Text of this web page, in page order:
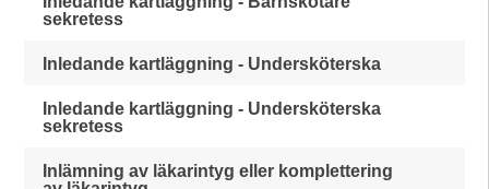
sekretess
Inledande kartläggning - Undersköterska
Inledande kartläggning - Undersköterska
sekretess
Inlämning av läkarintyg eller komplettering